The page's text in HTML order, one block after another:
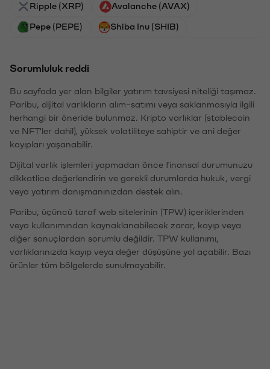
Ripple (XRP) Avalanche (AVAX)
Pepe (PEPE) Shiba Inu (SHIB)
Sorumluluk reddi
Bu sayfada yer alan bilgiler yatırım tavsiyesi niteliği taşımaz.
Paribu, dijital varlıkların alım-satımı veya saklanmasıyla ilgili
herhangi bir öneride bulunmaz. Kripto varlıklar (stablecoin
ve NFT'ler dahil), yüksek volatiliteye sahiptir ve ani değer
kayıpları yaşanabilir.
Dijital varlık işlemleri yapmadan önce finansal durumunuzu
dikkatlice değerlendirin ve gerekli durumlarda hukuk, vergi
veya yatırım danışmanınızdan destek alın.
Paribu, üçüncü taraf web sitelerinin (TPW) içeriklerinden
veya kullanımından kaynaklanabilecek zarar, kayıp veya
diğer sonuçlardan sorumlu değildir. TPW kullanımı,
varlıklarınızda kayıp veya değer düşüşüne yol açabilir. Bazı
ürünler tüm bölgelerde sunulmayabilir.